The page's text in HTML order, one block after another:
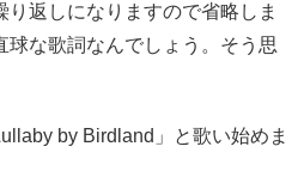
り返しになりますので省略しま
球な歌詞なんでしょう。そう思
by Birdland」と歌い始めま